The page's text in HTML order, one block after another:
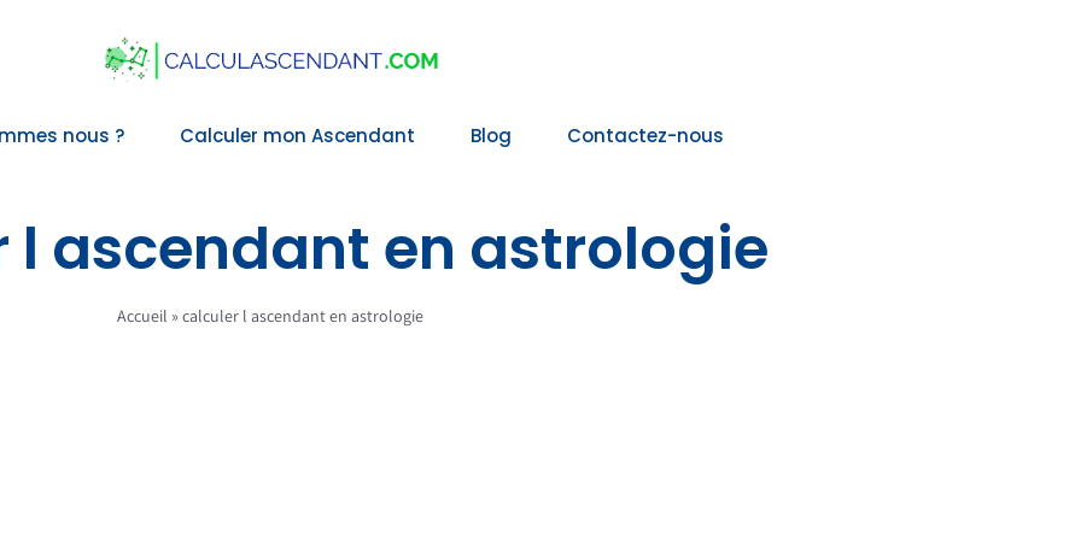
nous ? Calculer mon Ascendant Blog Contactez-nous
l ascendant en astrologie
Accueil »calculer l ascendant en astrologie